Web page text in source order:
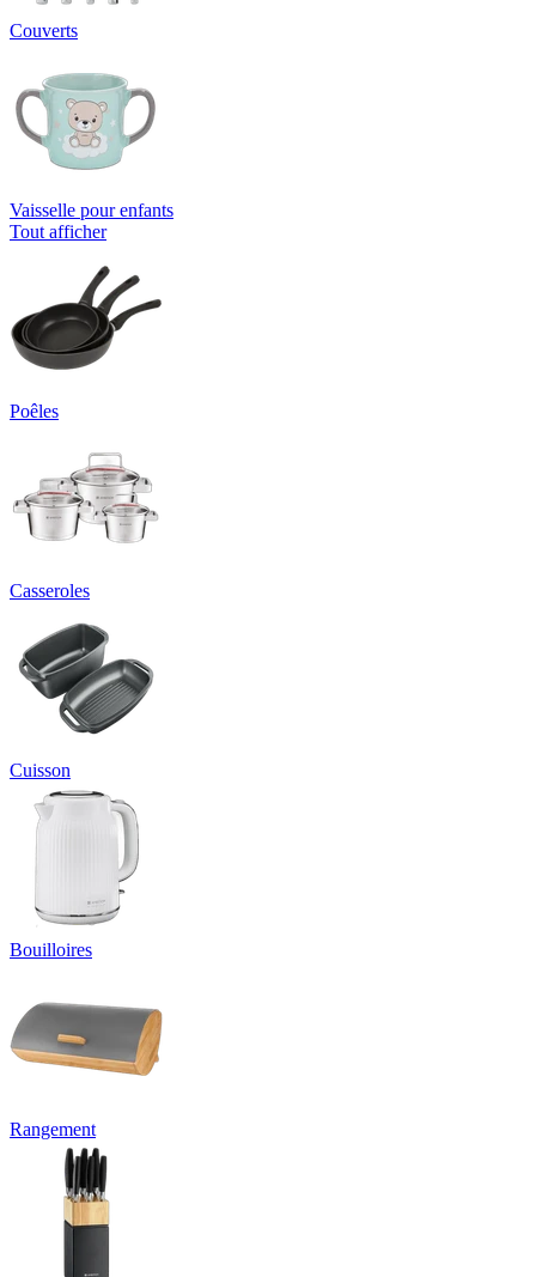
Couverts
Vaisselle pour enfants
Tout afficher
Poêles
Casseroles
Cuisson
Bouilloires
Rangement